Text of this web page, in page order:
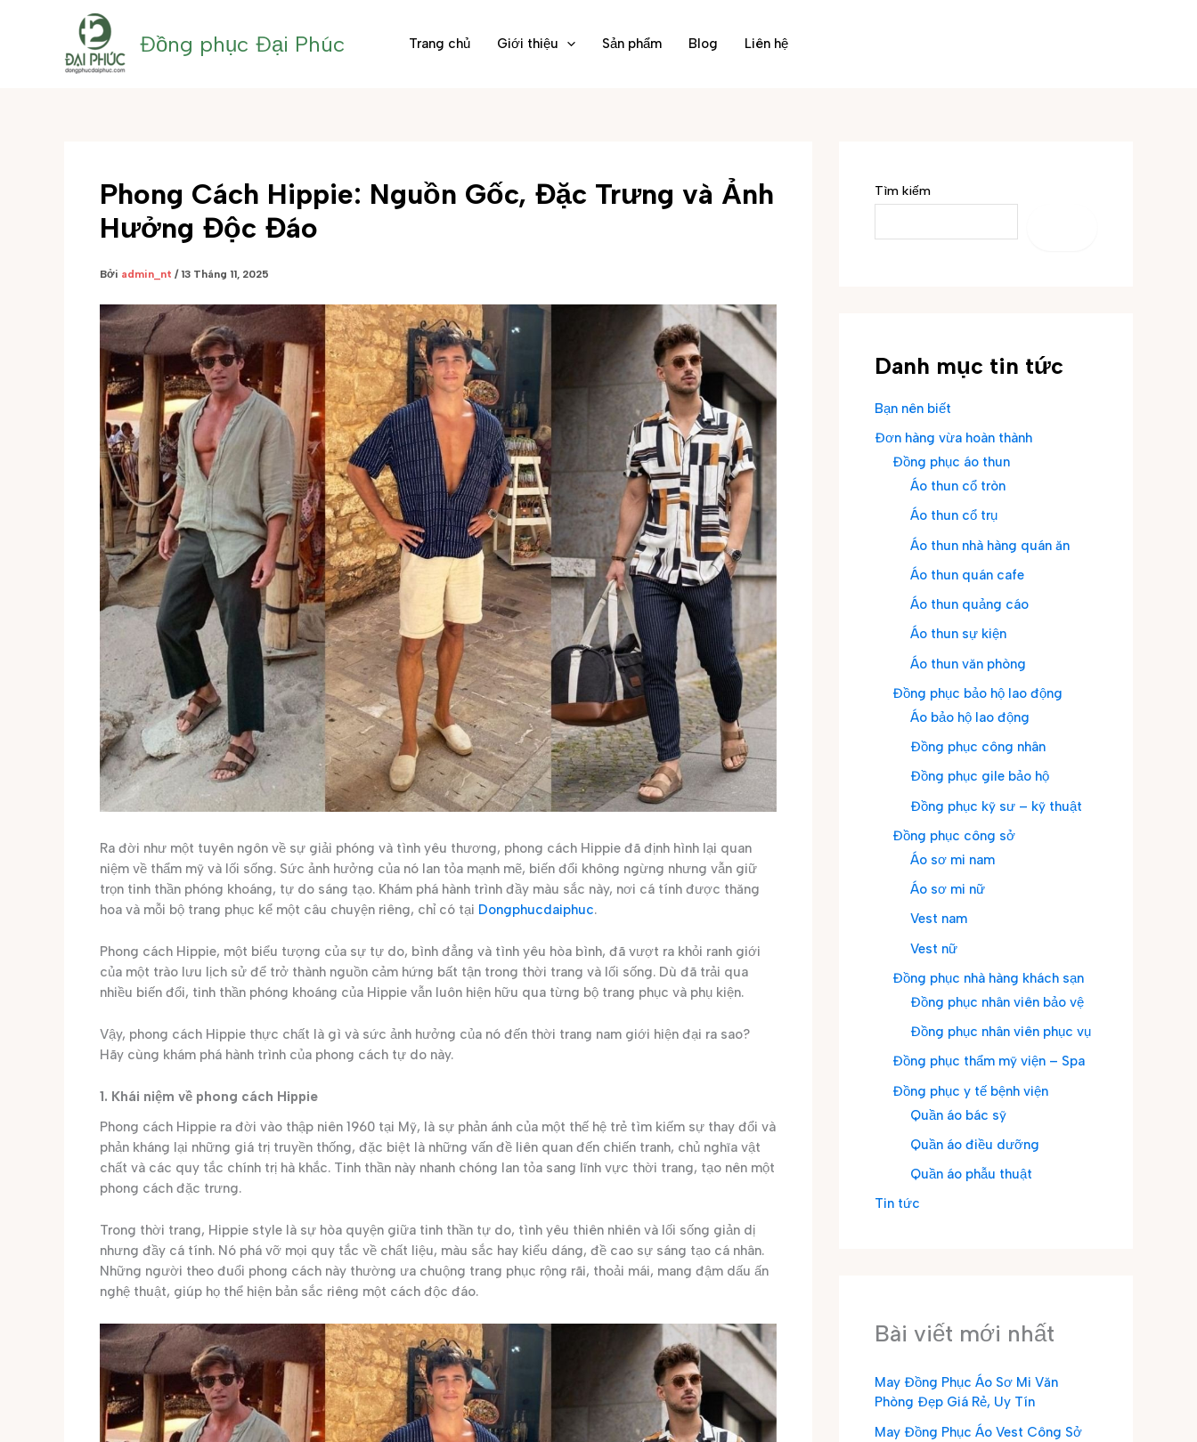
Đồng phục Đại Phúc Trang chủ Giới thiệu Sản phẩm Blog Liên hệ
Phong Cách Hippie: Nguồn Gốc, Đặc Trưng và Ảnh
Hưởng Độc Đáo
Bởi admin_nt /13 Tháng 11, 2025
Ra đời như một tuyên ngôn về sự giải phóng và tình yêu thương, phong cách Hippie đã định hình lại quan
niệm về thẩm mỹ và lối sống. Sức ảnh hưởng của nó lan tỏa mạnh mẽ, biến đổi không ngừng nhưng vẫn giữ
trọn tinh thần phóng khoáng, tự do sáng tạo. Khám phá hành trình đầy màu sắc này, nơi cá tính được thăng
hoa và mỗi bộ trang phục kể một câu chuyện riêng, chỉ có tại Dongphucdaiphuc.
Phong cách Hippie, một biểu tượng của sự tự do, bình đẳng và tình yêu hòa bình, đã vượt ra khỏi ranh giới
của một trào lưu lịch sử để trở thành nguồn cảm hứng bất tận trong thời trang và lối sống. Dù đã trải qua
nhiều biến đổi, tinh thần phóng khoáng của Hippie vẫn luôn hiện hữu qua từng bộ trang phục và phụ kiện.
Vậy, phong cách Hippie thực chất là gì và sức ảnh hưởng của nó đến thời trang nam giới hiện đại ra sao?
Hãy cùng khám phá hành trình của phong cách tự do này.
1. Khái niệm về phong cách Hippie
Phong cách Hippie ra đời vào thập niên 1960 tại Mỹ, là sự phản ánh của một thế hệ trẻ tìm kiếm sự thay đổi và
phản kháng lại những giá trị truyền thống, đặc biệt là những vấn đề liên quan đến chiến tranh, chủ nghĩa vật
chất và các quy tắc chính trị hà khắc. Tinh thần này nhanh chóng lan tỏa sang lĩnh vực thời trang, tạo nên một
phong cách đặc trưng.
Trong thời trang, Hippie style là sự hòa quyện giữa tinh thần tự do, tình yêu thiên nhiên và lối sống giản dị
nhưng đầy cá tính. Nó phá vỡ mọi quy tắc về chất liệu, màu sắc hay kiểu dáng, đề cao sự sáng tạo cá nhân.
Những người theo đuổi phong cách này thường ưa chuộng trang phục rộng rãi, thoải mái, mang đậm dấu ấn
nghệ thuật, giúp họ thể hiện bản sắc riêng một cách độc đáo.
Tìm kiếm
Danh mục tin tức
Bạn nên biết
Đơn hàng vừa hoàn thành
Đồng phục áo thun
Áo thun cổ tròn
Áo thun cổ trụ
Áo thun nhà hàng quán ăn
Áo thun quán cafe
Áo thun quảng cáo
Áo thun sự kiện
Áo thun văn phòng
Đồng phục bảo hộ lao động
Áo bảo hộ lao động
Đồng phục công nhân
Đồng phục gile bảo hộ
Đồng phục kỹ sư – kỹ thuật
Đồng phục công sở
Áo sơ mi nam
Áo sơ mi nữ
Vest nam
Vest nữ
Đồng phục nhà hàng khách sạn
Đồng phục nhân viên bảo vệ
Đồng phục nhân viên phục vụ
Đồng phục thẩm mỹ viện – Spa
Đồng phục y tế bệnh viện
Quần áo bác sỹ
Quần áo điều dưỡng
Quần áo phẫu thuật
Tin tức
Bài viết mới nhất
May Đồng Phục Áo Sơ Mi Văn
Phòng Đẹp Giá Rẻ, Uy Tín
May Đồng Phục Áo Vest Công Sở